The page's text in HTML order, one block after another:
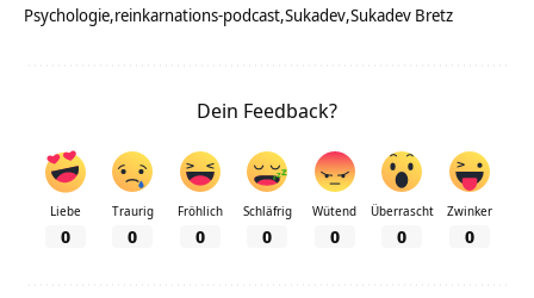
Psychologie reinkarnations-podcast Sukadev Sukadev Bretz
Dein Feedback?
Liebe
0
Traurig
0
Fröhlich
0
Schläfrig
0
Wütend
0
Überrascht
0
Zwinker
0